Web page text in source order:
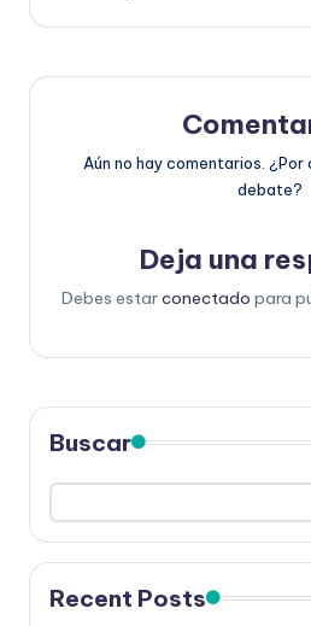
Aún no hay comentarios. ¿Por
debate?
Deja una
Debes estarconectado para
Buscar
Recent Posts